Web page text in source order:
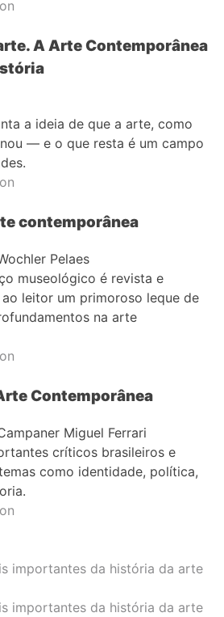
A Arte Contemporânea
a ideia de que a arte, como
— e o que resta é um campo
contemporânea
Pelaes
museológico é revista e
leitor um primoroso leque de
na arte
Contemporânea
Miguel Ferrari
críticos brasileiros e
como identidade, política,
importantes da história da arte
importantes da história da arte